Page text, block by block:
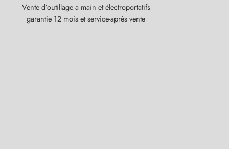
Vente d’outillage a main et électroportatifs
garantie 12 mois et service-après vente